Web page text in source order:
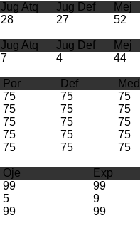
Jug Atq Jug Def
Mej
28 27 52
Jug Atq Jug Def
Mej
7 4 44
Por Def
Med
75 75
75
75 75
75
75 75
75
75 75
75
75 75 75
Oje
Exp
99
99
5
9
99 99